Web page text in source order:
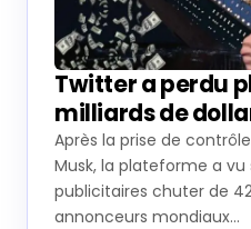
Twitter a perdu
milliards de
Après la prise de
Musk, la plateforme a
publicitaires chuter de
annonceurs mondiaux…